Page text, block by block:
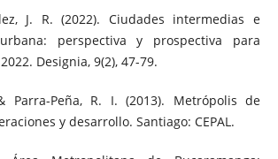
J. R. (2022). Ciudades intermedias e
perspectiva y prospectiva para
Designia, 9(2), 47-79.
Parra-Peña, R. I. (2013). Metrópolis de
y desarrollo. Santiago: CEPAL.